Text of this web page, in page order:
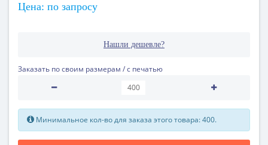
Цена: по запросу
Нашли дешевле?
Заказать по своим размерам / с печатью
Минимальное кол-во для заказа этого товара: 400.